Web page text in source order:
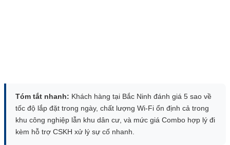
Tóm tắt nhanh: Khách hàng tại Bắc Ninh đánh giá 5 sao về
tốc độ lắp đặt trong ngày, chất lượng Wi-Fi ổn định cả trong
khu công nghiệp lẫn khu dân cư, và mức giá Combo hợp lý đi
kèm hỗ trợ CSKH xử lý sự cố nhanh.